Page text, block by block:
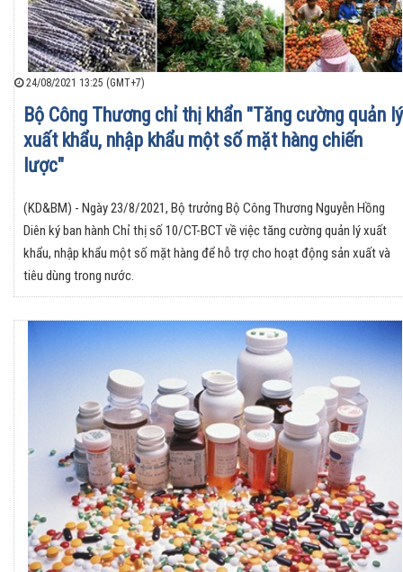
24/08/2021 13:25 (GMT+7)
Bộ Công Thương chỉ thị khẩn "Tăng cường quản lý
xuất khẩu, nhập khẩu một số mặt hàng chiến
lược"
(KD&BM) - Ngày 23/8/2021, Bộ trưởng Bộ Công Thương Nguyễn Hồng
Diên ký ban hành Chỉ thị số 10/CT-BCT về việc tăng cường quản lý xuất
khẩu, nhập khẩu một số mặt hàng để hỗ trợ cho hoạt động sản xuất và
tiêu dùng trong nước.